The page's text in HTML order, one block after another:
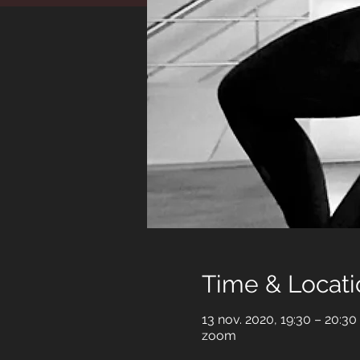
Time &
13 nov. 2020, 19:30 – 20:30
zoom